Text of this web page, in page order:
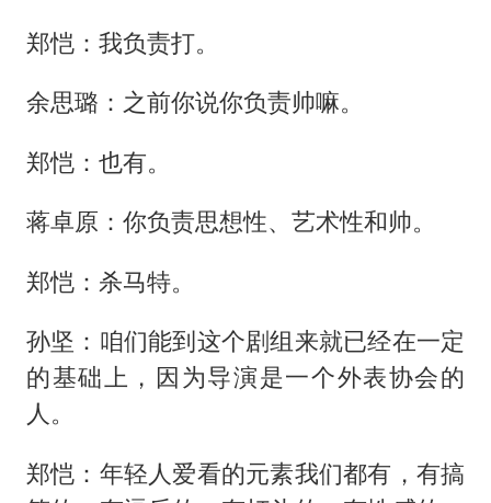
郑恺：我负责打。
余思璐：之前你说你负责帅嘛。
郑恺：也有。
蒋卓原：你负责思想性、艺术性和帅。
郑恺：杀马特。
孙坚：咱们能到这个剧组来就已经在一定
的基础上，因为导演是一个外表协会的
人。
郑恺：年轻人爱看的元素我们都有，有搞